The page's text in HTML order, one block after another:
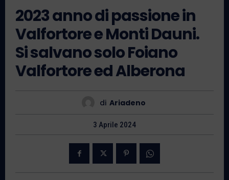
2023 anno di passione in
Valfortore e Monti Dauni.
Si salvano solo Foiano
Valfortore ed Alberona
di Ariadeno
3 Aprile 2024